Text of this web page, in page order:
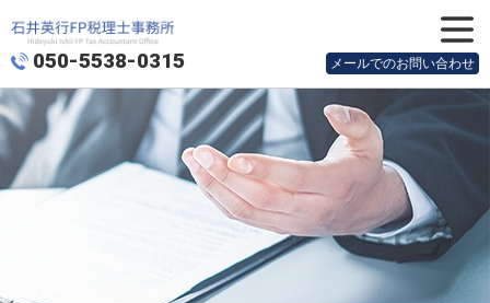
メニュ
ー
050-5538-0315 メールでのお問い合わせ